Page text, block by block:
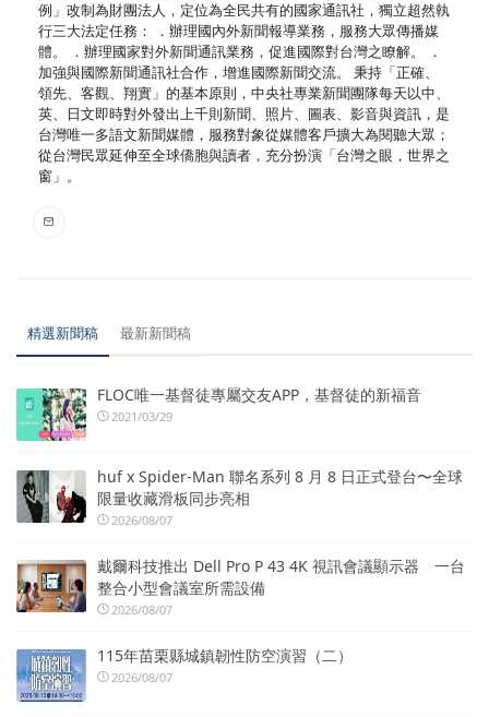
例」改制為財團法人，定位為全民共有的國家通訊社，獨立超然執
行三大法定任務： ．辦理國內外新聞報導業務，服務大眾傳播媒
體。 ．辦理國家對外新聞通訊業務，促進國際對台灣之瞭解。 ．
加強與國際新聞通訊社合作，增進國際新聞交流。 秉持「正確、
領先、客觀、翔實」的基本原則，中央社專業新聞團隊每天以中、
英、日文即時對外發出上千則新聞、照片、圖表、影音與資訊，是
台灣唯一多語文新聞媒體，服務對象從媒體客戶擴大為閱聽大眾；
從台灣民眾延伸至全球僑胞與讀者，充分扮演「台灣之眼，世界之
窗」。
精選新聞稿 最新新聞稿
FLOC唯一基督徒專屬交友APP，基督徒的新福音
2021/03/29
huf x Spider-Man 聯名系列 8 月 8 日正式登台〜全球
限量收藏滑板同步亮相
2026/08/07
戴爾科技推出 Dell Pro P 43 4K 視訊會議顯示器 一台
整合小型會議室所需設備
2026/08/07
115年苗栗縣城鎮韌性防空演習（二）
2026/08/07